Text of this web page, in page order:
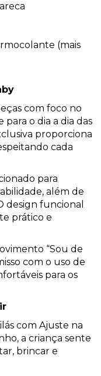
(mais
com foco no
o dia a dia das
proporciona
cada
para
além de
design funcional
prático e
“Sou de
com o uso de
para os
com Ajuste na
a criança sente
brincar e